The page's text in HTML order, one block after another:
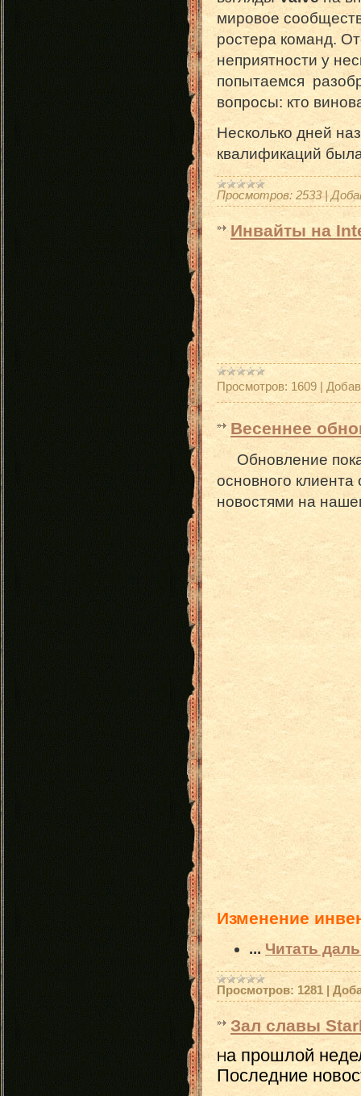
мировое
ростера команд.
неприятности у
попытаемся
вопросы: кто
Несколько дней
квалификаций
Просмотров: 2533 |
Инвайты на
Просмотров: 1609
Весеннее
Обновление пока
основного
новостями на
Изменение
... Читать
Просмотров: 1281
Зал славы
На прошлой
Последние